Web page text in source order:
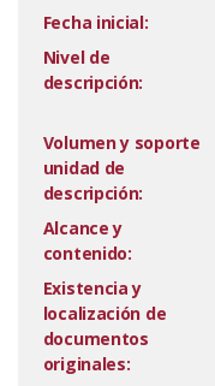
Fecha inicial:
Nivel de
descripción:
Volumen y soporte
unidad de
descripción:
Alcance y
contenido:
Existencia y
localización de
documentos
originales: